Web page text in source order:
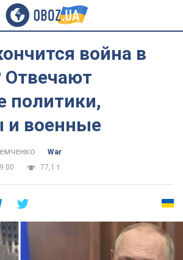
война в
Отвечают
политики,
и военные
War
77,1 т.